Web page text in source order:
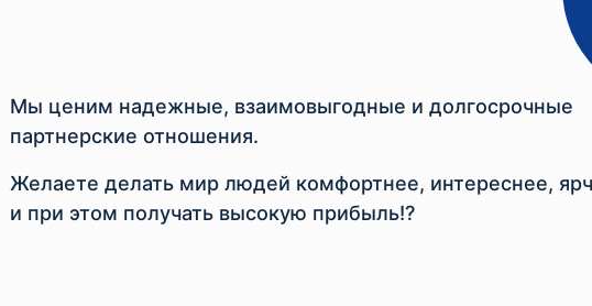
Мы ценим надежные, взаимовыгодные и долгосрочные
партнерские отношения.
Желаете делать мир людей комфортнее, интереснее,
и при этом получать высокую прибыль!?